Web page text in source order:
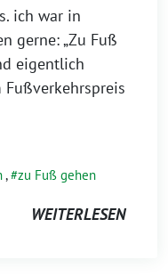
ich war in
gerne: „Zu Fuß
eigentlich
, zu Fuß gehen
WEITERLESEN